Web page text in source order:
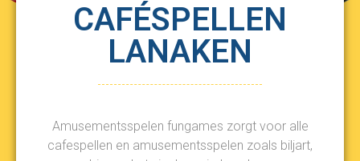
CAFÉSPELLEN
LANAKEN
Amusementsspelen fungames zorgt voor alle
cafespellen en amusementsspelen zoals biljart,